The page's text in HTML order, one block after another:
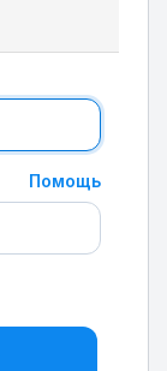
Помощь